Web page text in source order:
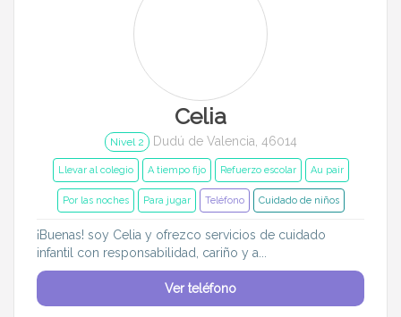
Celia
Nivel 2 Dudú de Valencia, 46014
Llevar al colegio A tiempo fijo Refuerzo escolar Au pair
Por las noches Para jugar Teléfono Cuidado de niños
¡Buenas! soy Celia y ofrezco servicios de cuidado
infantil con responsabilidad, cariño y a...
Ver teléfono